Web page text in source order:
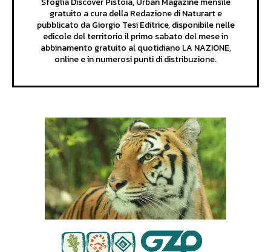
gratuito a cura della Redazione di Naturart e
pubblicato da Giorgio Tesi Editrice, disponibile nelle
edicole del territorio il primo sabato del mese in
abbinamento gratuito al quotidiano LA NAZIONE,
online e in numerosi punti di distribuzione.